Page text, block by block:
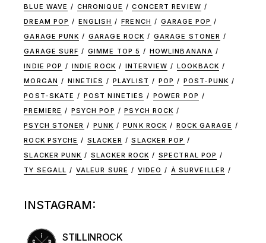
BLUE WAVE
CHRONIQUE
CONCERT REVIEW
DREAM POP
ENGLISH FRENCH
GARAGE POP
GARAGE PUNK
GARAGE ROCK
GARAGE STONER
GARAGE SURF
GIMME TOP 5
HOWLINBANANA
INDIE POP
INDIE ROCK INTERVIEW
LOOKBACK
MORGAN
NINETIES PLAYLIST POP
POST-PUNK
POST-SKATE
POST NINETIES
POWER POP
PREMIERE
PSYCH POP
PSYCH ROCK
PSYCH STONER
PUNK PUNK ROCK
ROCK GARAGE
ROCK PSYCHE
SLACKER
SLACKER POP
SLACKER PUNK
SLACKER ROCK
SPECTRAL POP
TY SEGALL
VALEUR SURE VIDEO À SURVEILLER
INSTAGRAM:
STILLINROCK